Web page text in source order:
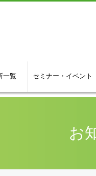
一覧 セミナー・イベント
お